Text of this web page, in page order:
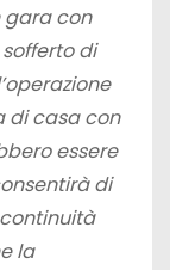
gara con
di
di casa con
essere
di
la